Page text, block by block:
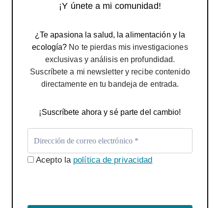
¡Y únete a mi comunidad!
¿Te apasiona la salud, la alimentación y la
ecología? No te pierdas mis investigaciones
exclusivas y análisis en profundidad.
Suscríbete a mi newsletter y recibe contenido
directamente en tu bandeja de entrada.
¡Suscríbete ahora y sé parte del cambio!
Acepto la política de privacidad